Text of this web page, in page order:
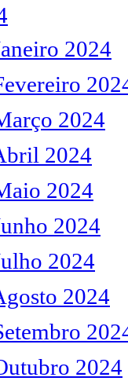
2024
2024
2024
2024
2024
2024
2024
2024